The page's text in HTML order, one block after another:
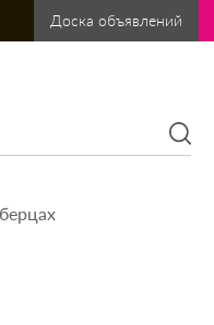
Доска объявлений